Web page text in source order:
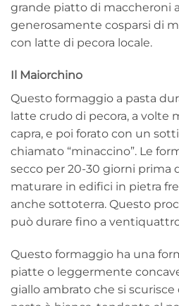
grande piatto di maccheroni
generosamente cosparsi di
con latte di pecora locale.
Il Maiorchino
Questo formaggio a pasta
latte crudo di pecora, a volte
capra, e poi forato con un
chiamato “minaccino”. Le
secco per 20-30 giorni prima
maturare in edifici in pietra
anche sottoterra. Questo
può durare fino a
Questo formaggio ha una
piatte o leggermente
giallo ambrato che si scurisce